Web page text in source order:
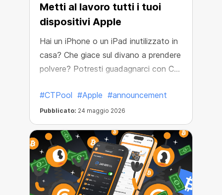
Metti al lavoro tutti i tuoi
dispositivi Apple
Hai un iPhone o un iPad inutilizzato in
casa? Che giace sul divano a prendere
polvere? Potresti guadagnarci con CT
#CTPool #Apple #announcement
Pubblicato: 24 maggio 2026